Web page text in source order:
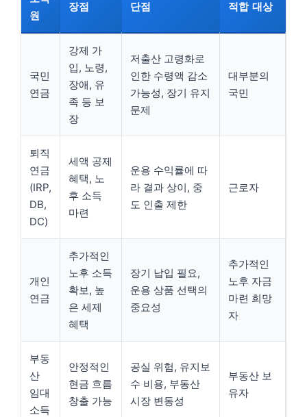
원
장점 단점 적합 대상
국민
연금
강제 가
입, 노령,
장애, 유
족 등 보
장
저출산 고령화로
인한 수령액 감소
가능성, 장기 유지
문제
대부분의
국민
퇴직
연금
(IRP,
DB,
DC)
세액 공제
혜택, 노
후 소득
마련
운용 수익률에 따
라 결과 상이, 중
도 인출 제한
근로자
개인
연금
추가적인
노후 소득
확보, 높
은 세제
혜택
장기 납입 필요,
운용 상품 선택의
중요성
추가적인
노후 자금
마련 희망
자
부동
산
임대
소득
안정적인
현금 흐름
창출 가능
공실 위험, 유지보
수 비용, 부동산
시장 변동성
부동산 보
유자